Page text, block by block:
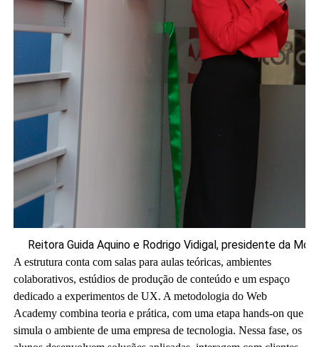
Reitora Guida Aquino e Rodrigo Vidigal, presidente da
A estrutura conta com salas para aulas teóricas, ambientes
colaborativos, estúdios de produção de conteúdo e um espaço
dedicado a experimentos de UX. A metodologia do Web
Academy combina teoria e prática, com uma etapa hands-on que
simula o ambiente de uma empresa de tecnologia. Nessa fase, os